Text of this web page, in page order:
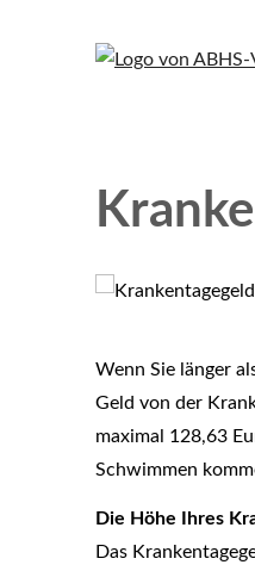
Wenn Sie länger
Geld von der
maximal 128,63
Schwimmen
Die Höhe Ihres
Das